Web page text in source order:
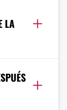
LA